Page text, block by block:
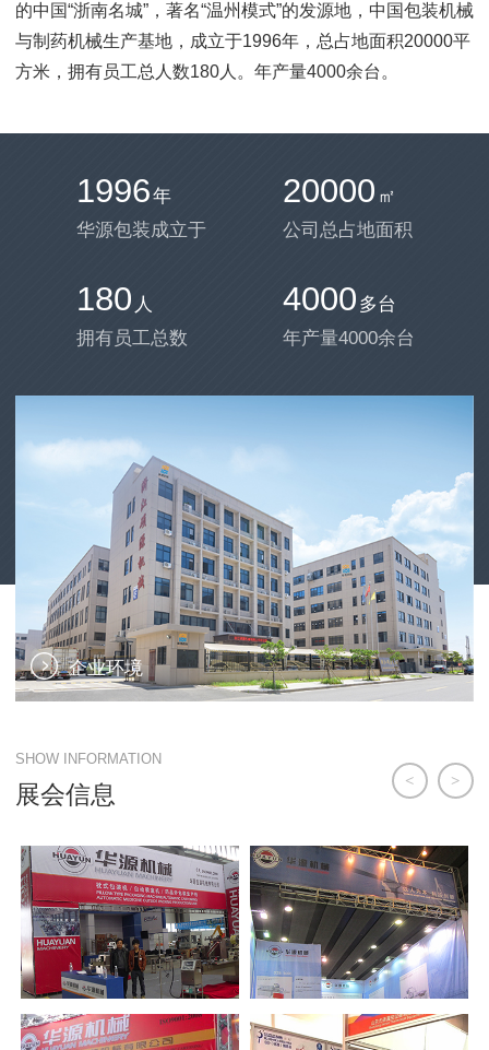
的中国“浙南名城”，著名“温州模式”的发源地，中国包装机械
与制药机械生产基地，成立于1996年，总占地面积20000平
方米，拥有员工总人数180人。年产量4000余台。
1996年
华源包装成立于
20000 ㎡
公司总占地面积
180 人
拥有员工总数
4000 多台
年产量4000余台
企业环境
SHOW INFORMATION
展会信息
< >